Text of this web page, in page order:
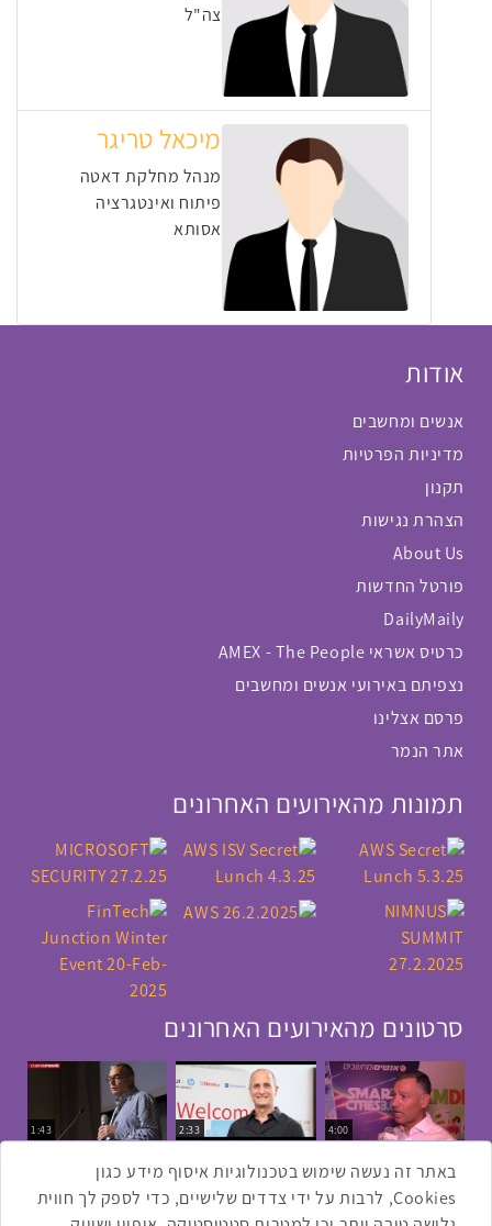
צה"ל
מיכאל טריגר
מנהל מחלקת דאטה
פיתוח ואינטגרציה
אסותא
אודות
אנשים ומחשבים
מדיניות הפרטיות
תקנון
הצהרת נגישות
About Us
פורטל החדשות
DailyMaily
כרטיס אשראי AMEX - The People
נצפיתם באירועי אנשים ומחשבים
פרסם אצלינו
אתר הנמר
תמונות מהאירועים האחרונים
סרטונים מהאירועים האחרונים
4:00
2:33
1:43
באתר זה נעשה שימוש בטכנולוגיות איסוף מידע כגון
Cookies, לרבות על ידי צדדים שלישיים, כדי לספק לך חווית